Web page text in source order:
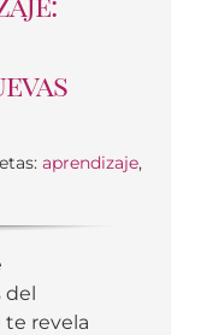
aprendizaje,
del
te revela